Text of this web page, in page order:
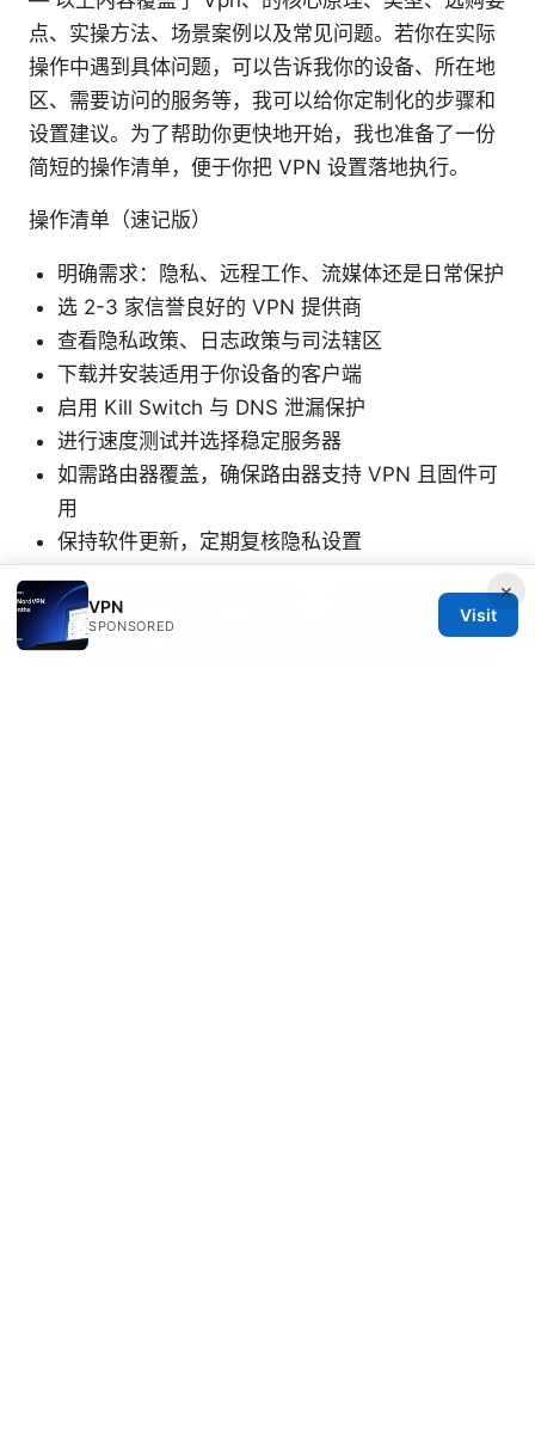
点、实操方法、场景案例以及常见问题。若你在实际
操作中遇到具体问题，可以告诉我你的设备、所在地
区、需要访问的服务等，我可以给你定制化的步骤和
设置建议。为了帮助你更快地开始，我也准备了一份
简短的操作清单，便于你把 VPN 设置落地执行。
操作清单（速记版）
明确需求：隐私、远程工作、流媒体还是日常保护
选 2-3 家信誉良好的 VPN 提供商
查看隐私政策、日志政策与司法辖区
下载并安装适用于你设备的客户端
启用 Kill Switch 与 DNS 泄漏保护
进行速度测试并选择稳定服务器
如需路由器覆盖，确保路由器支持 VPN 且固件可
用
保持软件更新，定期复核隐私设置
附注：若你对本文中提到的某个 VPN 服务商感兴
趣，想要更深入的对比分析或针对你的特定场景给出
×
VPN
SPONSORED
Visit